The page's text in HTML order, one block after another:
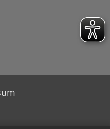
Facebook
Trier auf YouTube